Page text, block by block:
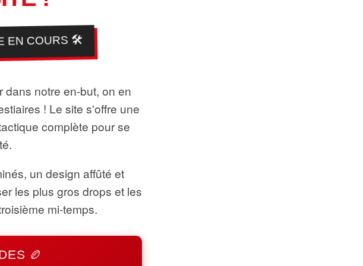
EN COURS 🛠️
dans notre en-but, on en
! Le site s'offre une
complète pour se
un design affûté et
les plus gros drops et les
mi-temps.
🏉